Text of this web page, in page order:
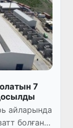
7
айларында
болған 6